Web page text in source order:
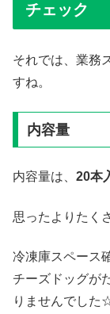
チェック
それでは、業務
すね。
内容量
内容量は、 20本
思ったよりたく
冷凍庫スペース
チーズドッグが
りませんでした